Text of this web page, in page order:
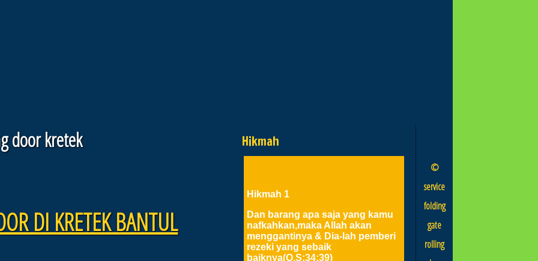
door kretek
DI KRETEK BANTUL
Hikmah
Hikmah 1
Dan barang apa saja yang kamu
nafkahkan,maka Allah akan
menggantinya & Dia-lah pemberi
rezeki yang sebaik
baiknya(Q.S:34:39)
©
service
folding
gate
rolling